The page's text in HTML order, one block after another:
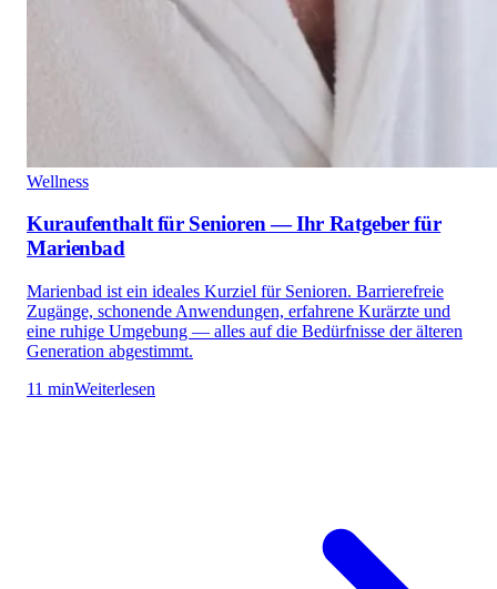
Wellness
Kuraufenthalt für Senioren — Ihr Ratgeber für
Marienbad
Marienbad ist ein ideales Kurziel für Senioren. Barrierefreie
Zugänge, schonende Anwendungen, erfahrene Kurärzte und
eine ruhige Umgebung — alles auf die Bedürfnisse der älteren
Generation abgestimmt.
11 minWeiterlesen